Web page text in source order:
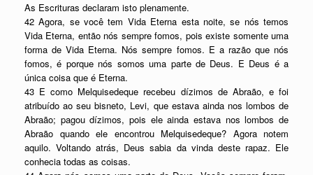
As Escrituras declaram isto plenamente.
42 Agora, se você tem Vida Eterna esta noite, se nós temos
Vida Eterna, então nós sempre fomos, pois existe somente uma
forma de Vida Eterna. Nós sempre fomos. E a razão que nós
fomos, é porque nós somos uma parte de Deus. E Deus é a
única coisa que é Eterna.
43 E como Melquisedeque recebeu dízimos de Abraão, e foi
atribuído ao seu bisneto, Levi, que estava ainda nos lombos de
Abraão; pagou dízimos, pois ele ainda estava nos lombos de
Abraão quando ele encontrou Melquisedeque? Agora notem
aquilo. Voltando atrás, Deus sabia da vinda deste rapaz. Ele
conhecia todas as coisas.